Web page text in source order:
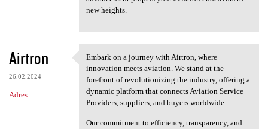
new heights.
Airtron
26.02.2024
Adres
Embark on a journey with
Embark on a journey with Airtron, where
innovation meets aviation. We stand at the
forefront of revolutionizing the industry, offering a
dynamic platform that connects Aviation Service
Providers, suppliers, and buyers worldwide.
Our commitment to efficiency, transparency, and